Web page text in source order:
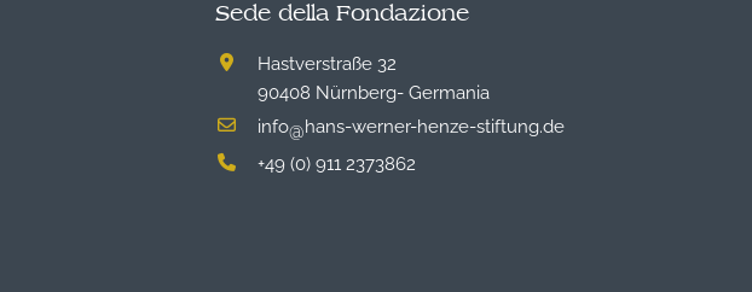
Sede della Fondazione
Hastverstraße 32
90408 Nürnberg- Germania
info@hans-werner-henze-stiftung.de
+49 (0) 911 2373862